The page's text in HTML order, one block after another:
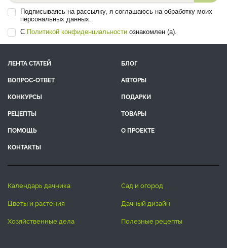
Подписываясь на рассылку, я соглашаюсь на обработку моих
персональных данных.
С Политикой конфиденциальности ознакомлен (а).
ЛЕНТА СТАТЕЙ
БЛОГ
ВОПРОС-ОТВЕТ
АВТОРЫ
КОНКУРСЫ
ПОДАРКИ
РЕЦЕПТЫ
ТОВАРЫ
ПОМОЩЬ
О ПРОЕКТЕ
КОНТАКТЫ
календарь дачника
сад и огород
цветы и растения
дачный дизайн
хозяйственные дела
полезные рецепты